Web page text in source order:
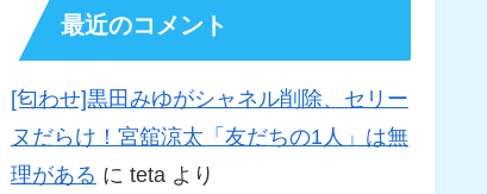
最近のコメント
[匂わせ]黒田みゆがシャネル削除、セリー
ヌだらけ！宮舘涼太「友だちの1人」は無
理がある に teta より